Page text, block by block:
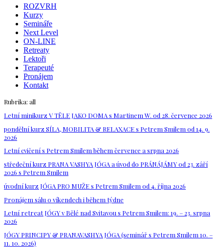
ROZVRH
Kurzy
Semináře
Next Level
ON-LINE
Retreaty
Lektoři
Terapeuté
Pronájem
Kontakt
Rubrika: all
Letní minikurz V TĚLE JAKO DOMA s Martinem W. od 28. července 2026
pondělní kurz SÍLA, MOBILITA & RELAXACE s Petrem Smilem od 14. 9.
2026
Letní cvičení s Petrem Smilem během července a srpna 2026
středeční kurz PRANA VASHYA JÓGA a úvod do PRÁNÁJÁMY od 23. září
2026 s Petrem Smilem
úvodní kurz JÓGA PRO MUŽE s Petrem Smilem od 4. října 2026
Pronájem sálu o víkendech i během týdne
Letní retreat JÓGY v Bělé nad Svitavou s Petrem Smilem: 19. – 23. srpna
2026
JÓGY PRINCIPY & PRANAVASHYA JÓGA (seminář s Petrem Smilem 10. –
11. 10. 2026)